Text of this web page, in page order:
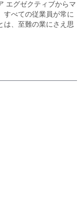
エグゼクティブからマ
すべての従業員が常に
は、至難の業にさえ思